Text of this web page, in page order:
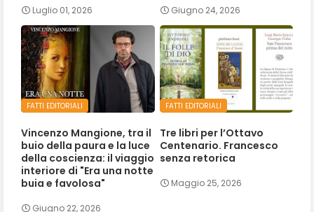
Luglio 01, 2026 Giugno 24, 2026
FATTI EDITORIALI
Vincenzo Mangione, tra il
buio della paura e la luce
della coscienza: il viaggio
interiore di "Era una notte
buia e favolosa"
Giugno 22, 2026
FATTI EDITORIALI
Tre libri per l’Ottavo
Centenario. Francesco
senza retorica
Maggio 25, 2026